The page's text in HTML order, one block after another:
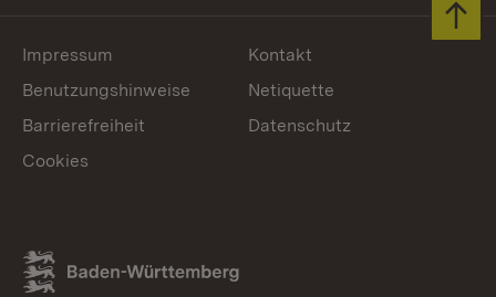
Link zum Landesportal
Impressum
Kontakt
Benutzungshinweise
Netiquette
Barrierefreiheit
Datenschutz
Cookies